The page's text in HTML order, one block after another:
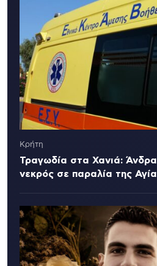
Κρήτη
Τραγωδία στα Χανιά:
νεκρός σε παραλία της